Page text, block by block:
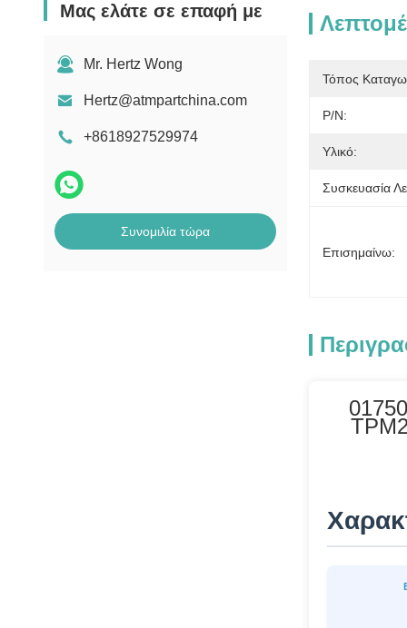
Atm epp
αναγνώστης
καρτών του ATM
τραπεζογραμματίων
Μισθός Αντιμέρητα
Μέρη δέκτη
Μας ελάτε σε επαφή με
Mr. Hertz Wong
Hertz@atmpartchina.com
+8618927529974
Συνομιλία τώρα
Τόπος
P/N:
Υλικό:
Συσκευασία
Επισημαίνω: